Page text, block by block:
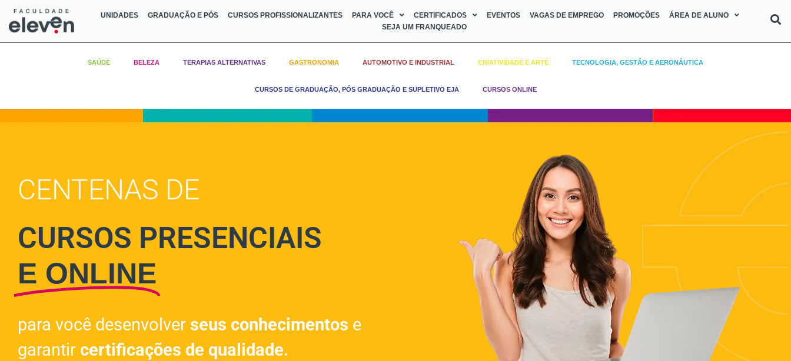
UNIDADES GRADUAÇÃO E PÓS CURSOS PROFISSIONALIZANTES PARA VOCÊ CERTIFICADOS EVENTOS VAGAS DE EMPREGO PROMOÇÕES
ÁREA DE ALUNO
SEJA UM FRANQUEADO
SAÚDE BELEZA TERAPIAS ALTERNATIVAS GASTRONOMIA AUTOMOTIVO E INDUSTRIAL CRIATIVIDADE E ARTE TECNOLOGIA, GESTÃO E AERONÁUTICA
CURSOS DE GRADUAÇÃO, PÓS GRADUAÇÃO E SUPLETIVO EJA CURSOS ONLINE
CENTENAS DE
CURSOS PRESENCIAIS
E ONLINE
para você desenvolver seus conhecimentos e
garantir certificações de qualidade.